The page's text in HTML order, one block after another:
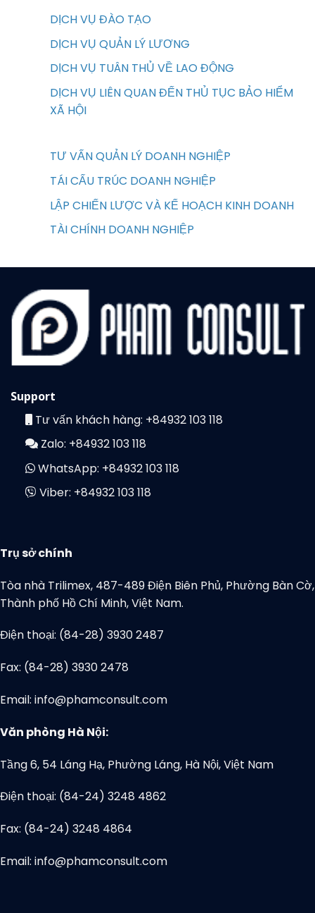
DỊCH VỤ ĐÀO TẠO
DỊCH VỤ QUẢN LÝ LƯƠNG
DỊCH VỤ TUÂN THỦ VỀ LAO ĐỘNG
DỊCH VỤ LIÊN QUAN ĐẾN THỦ TỤC BẢO HIỂM
XÃ HỘI
TƯ VẤN QUẢN LÝ DOANH NGHIỆP
TÁI CẤU TRÚC DOANH NGHIỆP
LẬP CHIẾN LƯỢC VÀ KẾ HOẠCH KINH DOANH
TÀI CHÍNH DOANH NGHIỆP
Support
Tư vấn khách hàng: +84932 103 118
Zalo: +84932 103 118
WhatsApp: +84932 103 118
Viber: +84932 103 118
Trụ sở chính
Tòa nhà Trilimex, 487-489 Điện Biên Phủ, Phường Bàn Cờ,
Thành phố Hồ Chí Minh, Việt Nam.
Điện thoại: (84-28) 3930 2487
Fax: (84-28) 3930 2478
Email: info@phamconsult.com
Văn phòng Hà Nội:
Tầng 6, 54 Láng Hạ, Phường Láng, Hà Nội, Việt Nam
Điện thoại: (84-24) 3248 4862
Fax: (84-24) 3248 4864
Email: info@phamconsult.com